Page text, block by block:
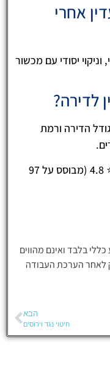
אחרי
יסודי עם מכשור
לדירה?
ש״ח, תלוי בגודל הדירה ורמת
דירוג שירות ניקוי אבק עדין: ⭐⭐⭐⭐⭐ 4.8 (מבוסס על 97
בלבד ואינם מהווים
לאחר הערכת העבודה
הבא
חיטוי נגד וירוסים